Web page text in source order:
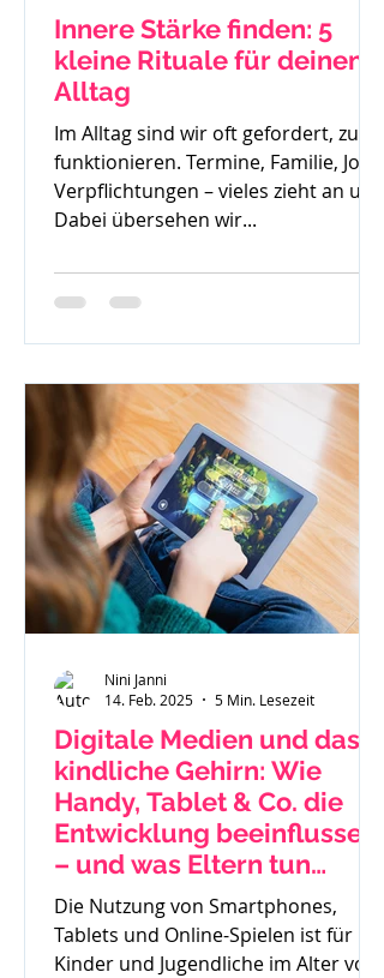
Innere Stärke finden: 5
kleine Rituale für deinen
Alltag
Im Alltag sind wir oft gefordert, zu
funktionieren. Termine, Familie, Job,
Verpflichtungen – vieles zieht an uns.
Dabei übersehen wir...
Digitale Medien und das
kindliche Gehirn: Wie
Handy, Tablet & Co. die
Entwicklung beeinflussen
– und was Eltern tun
können
Die Nutzung von Smartphones,
Tablets und Online-Spielen ist für
Kinder und Jugendliche im Alter von
Nini Janni
14. Feb. 2025
5 Min. Lesezeit